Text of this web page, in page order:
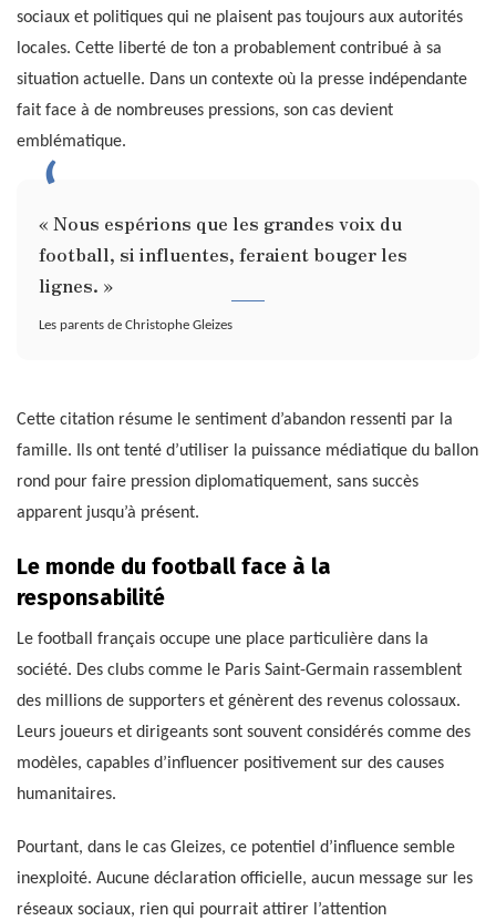
sociaux et politiques qui ne plaisent pas toujours aux autorités
locales. Cette liberté de ton a probablement contribué à sa
situation actuelle. Dans un contexte où la presse indépendante
fait face à de nombreuses pressions, son cas devient
emblématique.
« Nous espérions que les grandes voix du
football, si influentes, feraient bouger les
lignes. »
Les parents de Christophe Gleizes
Cette citation résume le sentiment d’abandon ressenti par la
famille. Ils ont tenté d’utiliser la puissance médiatique du ballon
rond pour faire pression diplomatiquement, sans succès
apparent jusqu’à présent.
Le monde du football face à la
responsabilité
Le football français occupe une place particulière dans la
société. Des clubs comme le Paris Saint-Germain rassemblent
des millions de supporters et génèrent des revenus colossaux.
Leurs joueurs et dirigeants sont souvent considérés comme des
modèles, capables d’influencer positivement sur des causes
humanitaires.
Pourtant, dans le cas Gleizes, ce potentiel d’influence semble
inexploité. Aucune déclaration officielle, aucun message sur les
réseaux sociaux, rien qui pourrait attirer l’attention